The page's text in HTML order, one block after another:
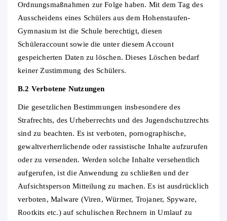
Ordnungsmaßnahmen zur Folge haben. Mit dem Tag des
Ausscheidens eines Schülers aus dem Hohenstaufen-
Gymnasium ist die Schule berechtigt, diesen
Schüleraccount sowie die unter diesem Account
gespeicherten Daten zu löschen. Dieses Löschen bedarf
keiner Zustimmung des Schülers.
B.2 Verbotene Nutzungen
Die gesetzlichen Bestimmungen insbesondere des
Strafrechts, des Urheberrechts und des Jugendschutzrechts
sind zu beachten. Es ist verboten, pornographische,
gewaltverherrlichende oder rassistische Inhalte aufzurufen
oder zu versenden. Werden solche Inhalte versehentlich
aufgerufen, ist die Anwendung zu schließen und der
Aufsichtsperson Mitteilung zu machen. Es ist ausdrücklich
verboten, Malware (Viren, Würmer, Trojaner, Spyware,
Rootkits etc.) auf schulischen Rechnern in Umlauf zu